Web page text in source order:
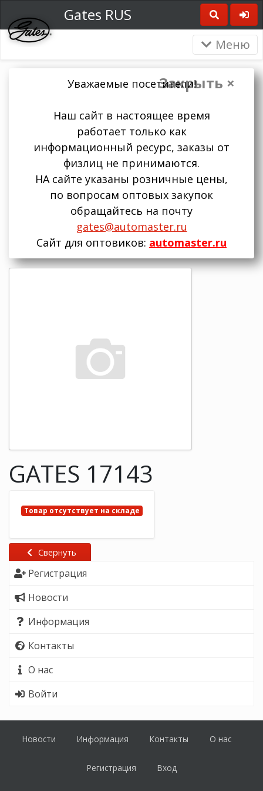
Gates RUS
Меню
Закрыть ×
Уважаемые посетители!
Наш сайт в настоящее время
работает только как
информационный ресурс, заказы от
физлиц не принимаются.
НА сайте указаны розничные цены,
по вопросам оптовых закупок
обращайтесь на почту
gates@automaster.ru
Сайт для оптовиков: automaster.ru
Свернуть
Регистрация
Новости
Информация
Контакты
О нас
Войти
GATES 17143
Товар отсутствует на складе
Новости Информация Контакты О нас
Регистрация Вход